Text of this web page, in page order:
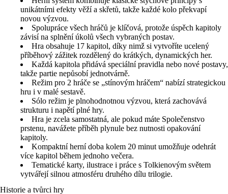
unikátními efekty věží a skřetů, takže každé kolo překvapí
novou výzvou.
Spolupráce všech hráčů je klíčová, protože úspěch kapitoly
závisí na splnění úkolů všech vybraných postav.
Hra obsahuje 17 kapitol, díky nimž si vytvoříte ucelený
příběhový zážitek rozdělený do krátkých, dynamických her.
Každá kapitola přidává speciální pravidla nebo nové postavy,
takže partie nepůsobí jednotvárně.
Režim pro 2 hráče se „stínovým hráčem“ nabízí strategickou
hru i v malé sestavě.
Sólo režim je plnohodnotnou výzvou, která zachovává
strukturu i napětí plné hry.
Hra je zcela samostatná, ale pokud máte Společenstvo
prstenu, navážete příběh plynule bez nutnosti opakování
kapitoly.
Kompaktní herní doba kolem 20 minut umožňuje odehrát
více kapitol během jednoho večera.
Tematické karty, ilustrace i práce s Tolkienovým světem
vytvářejí silnou atmosféru druhého dílu trilogie.
Historie a tvůrci hry